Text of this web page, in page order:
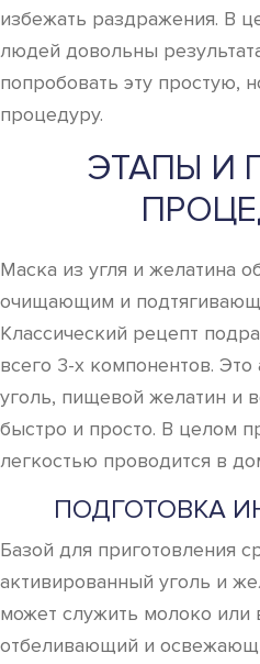
избежать раздражения. В
людей довольны
попробовать эту простую,
процедуру.
ЭТАПЫ И
Маска из угля и желатина
очищающим и
Классический рецепт
всего 3-х компонентов.
уголь, пищевой желатин и
быстро и просто. В целом
легкостью проводится в
ПОДГОТОВКА
Базой для приготовления
активированный уголь и
может служить молоко или
отбеливающий и